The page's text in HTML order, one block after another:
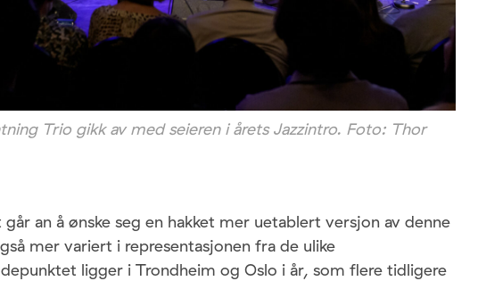
Trio gikk av med seieren i årets Jazzintro. Foto: Thor
an å ønske seg en hakket mer uetablert versjon av denne
mer variert i representasjonen fra de ulike
ligger i Trondheim og Oslo i år, som flere tidligere